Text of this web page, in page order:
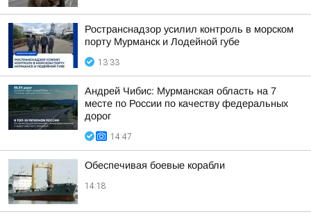
Ространснадзор усилил контроль в морском
порту Мурманск и Лодейной губе
13:33
Андрей Чибис: Мурманская область на 7
месте по России по качеству федеральных
дорог
14:47
Обеспечивая боевые корабли
14:18